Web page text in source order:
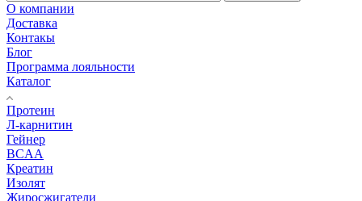
О компании
Доставка
Контакы
Блог
Программа лояльности
Каталог
Протеин
Л-карнитин
Гейнер
BCAA
Креатин
Изолят
Жиросжигатели